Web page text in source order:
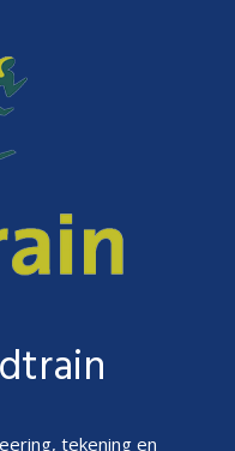
tekening en